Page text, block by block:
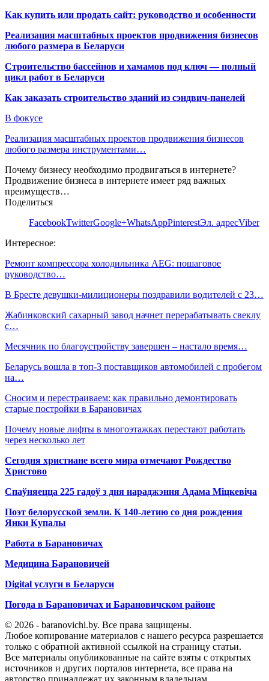
Как купить или продать сайт: руководство и особенности
Реализация масштабных проектов продвижения бизнесов
любого размера в Беларуси
Строительство бассейнов и хамамов под ключ — полный
цикл работ в Беларуси
Как заказать строительство зданий из сэндвич-панелей
В фокусе
Реализация масштабных проектов продвижения бизнесов
любого размера инструментами…
Почему бизнесу необходимо продвигаться в интернете?
Продвижение бизнеса в интернете имеет ряд важных
преимуществ…
Поделиться
FacebookTwitterGoogle+WhatsAppPinterestЭл. адресViber
Интересное:
Ремонт компрессора холодильника AEG: пошаговое
руководство…
В Бресте девушки-милиционеры поздравили водителей с 23…
Жабинковский сахарный завод начнет перерабатывать свеклу
с…
Месячник по благоустройству завершен – настало время…
Беларусь вошла в топ-3 поставщиков автомобилей с пробегом
на…
Сносим и перестраиваем: как правильно демонтировать
старые постройки в Барановичах
Почему новые лифты в многоэтажках перестают работать
через несколько лет
Сегодня христиане всего мира отмечают Рождество
Христово
Спаўняецца 225 гадоў з дня нараджэння Адама Міцкевіча
Поэт белорусской земли. К 140-летию со дня рождения
Янки Купалы
Работа в Барановичах
Медицина Барановичей
Digital услуги в Беларуси
Погода в Барановичах и Барановичском районе
© 2026 - baranovichi.by. Все права защищены.
Любое копирование материалов с нашего ресурса разрешается
только с обратной активной ссылкой на страницу статьи.
Все материалы опубликованные на сайте взяты с открытых
источников и других порталов интернета, все права на
авторство принадлежат их законным владельцам.